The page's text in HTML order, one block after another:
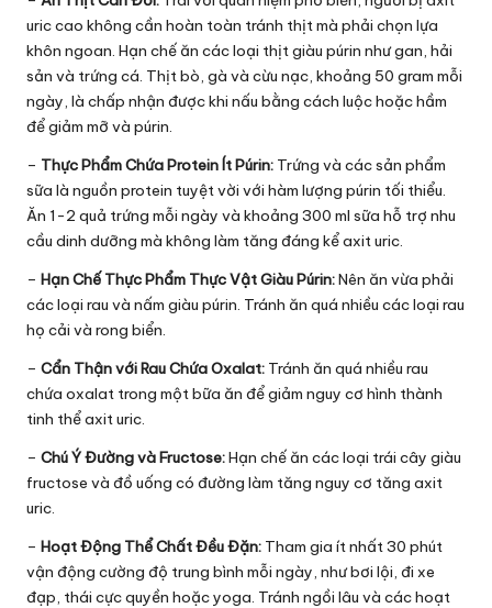
uric cao không cần hoàn toàn tránh thịt mà phải chọn lựa
khôn ngoan. Hạn chế ăn các loại thịt giàu púrin như gan, hải
sản và trứng cá. Thịt bò, gà và cừu nạc, khoảng 50 gram mỗi
ngày, là chấp nhận được khi nấu bằng cách luộc hoặc hầm
để giảm mỡ và púrin.
– Thực Phẩm Chứa Protein Ít Púrin: Trứng và các sản phẩm
sữa là nguồn protein tuyệt vời với hàm lượng púrin tối thiểu.
Ăn 1-2 quả trứng mỗi ngày và khoảng 300 ml sữa hỗ trợ nhu
cầu dinh dưỡng mà không làm tăng đáng kể axit uric.
– Hạn Chế Thực Phẩm Thực Vật Giàu Púrin:Nên ăn vừa phải
các loại rau và nấm giàu púrin. Tránh ăn quá nhiều các loại rau
họ cải và rong biển.
– Cẩn Thận với Rau Chứa Oxalat: Tránh ăn quá nhiều rau
chứa oxalat trong một bữa ăn để giảm nguy cơ hình thành
tinh thể axit uric.
– Chú Ý Đường và Fructose:Hạn chế ăn các loại trái cây giàu
fructose và đồ uống có đường làm tăng nguy cơ tăng axit
uric.
– Hoạt Động Thể Chất Đều Đặn: Tham gia ít nhất 30 phút
vận động cường độ trung bình mỗi ngày, như bơi lội, đi xe
đạp, thái cực quyền hoặc yoga. Tránh ngồi lâu và các hoạt